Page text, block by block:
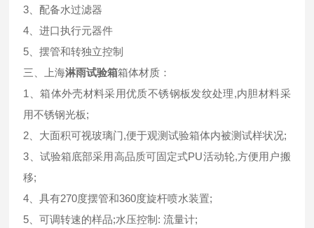
3、配备水过滤器
4、进口执行元器件
5、摆管和转独立控制
三、上海淋雨试验箱箱体材质：
1、箱体外壳材料采用优质不锈钢板发纹处理,内胆材料采
用不锈钢光板;
2、大面积可视玻璃门,便于观测试验箱体内被测试样状况;
3、试验箱底部采用高品质可固定式PU活动轮,方便用户搬
移;
4、具有270度摆管和360度旋杆喷水装置;
5、可调转速的样品;水压控制: 流量计;